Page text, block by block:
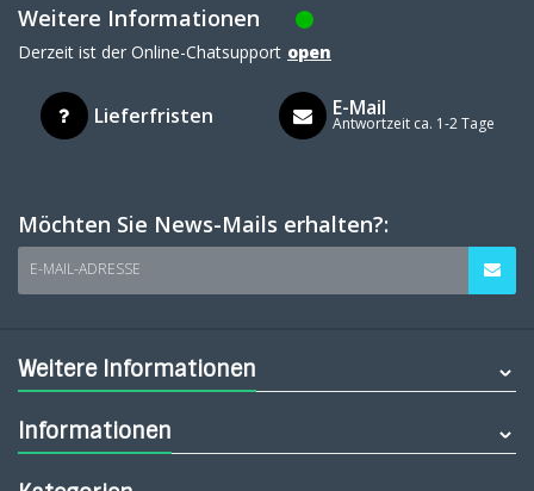
Weitere Informationen
Derzeit ist der Online-Chatsupport open
Lieferfristen E-Mail
Antwortzeit ca. 1-2 Tage
Möchten Sie News-Mails erhalten?:
E-MAIL-ADRESSE
Weitere Informationen
Informationen